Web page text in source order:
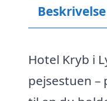
Beskrivelse
Hotel Kryb i
pejsestuen –